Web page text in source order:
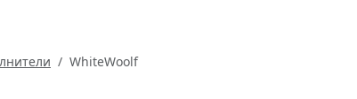
WhiteWoolf